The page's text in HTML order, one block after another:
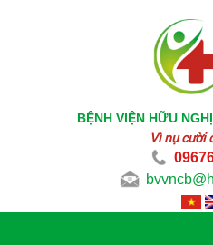
BỆNH VIỆN HỮU
Vì nụ cười